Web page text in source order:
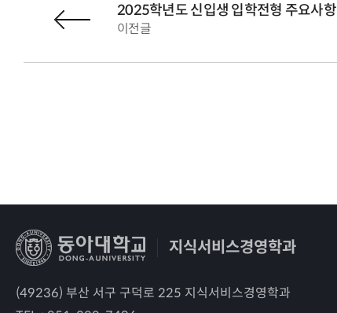
이전글
2025학년도 신입생 입학전형 주요사항
지식서비스경영학과
(49236) 부산 서구 구덕로 225 지식서비스경영학과